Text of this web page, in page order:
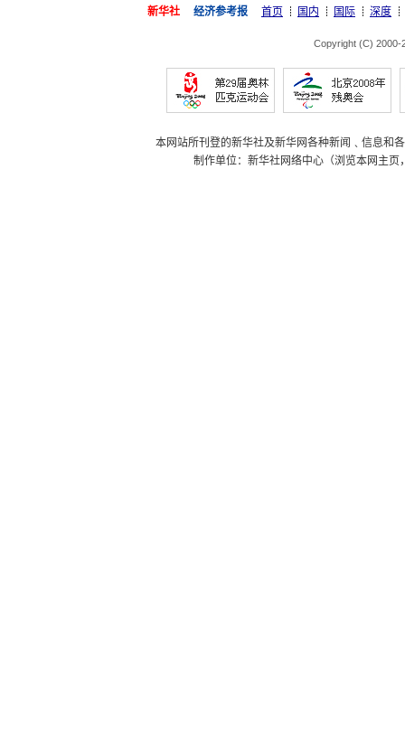
新华社 经济参考报 首页 国内 国际 深度
Copyright (C) 2000-
本网站所刊登的新华社及新华网各种新闻﹑信息和
制作单位：新华社网络中心（浏览本网主